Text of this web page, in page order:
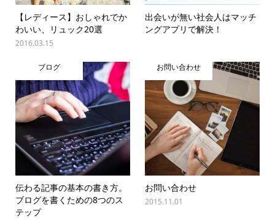
【レディース】おしゃれでか
わいい、リュック20選
2016.03.15
出会いが無い社会人はマッチ
ングアプリで解決！
ブログ
伝わる記事の基本の書き方。
ブログを書くための8つのス
テップ
お問い合わせ
お問い合わせ
2015.11.01